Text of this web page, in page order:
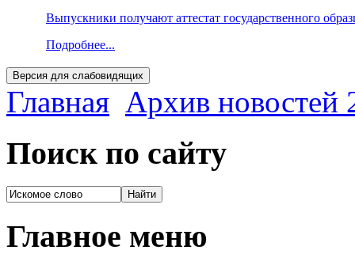
Выпускники получают аттестат государственного
Подробнее...
Главная Архив новостей
Поиск по сайту
Главное меню